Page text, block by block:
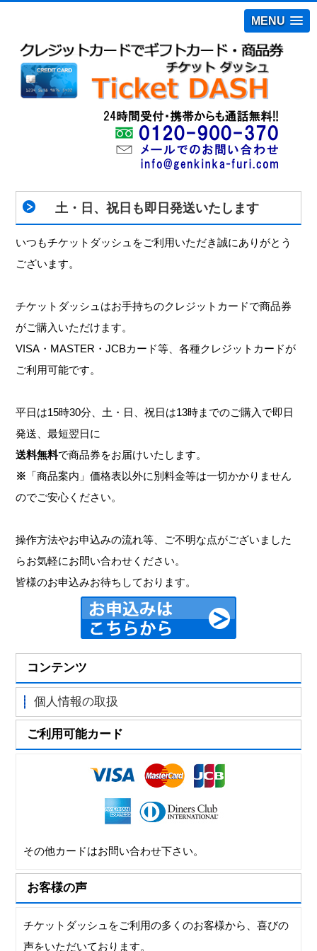
MENU
土・日、祝日も即日発送いたします
いつもチケットダッシュをご利用いただき誠にありがとう
ございます。
チケットダッシュはお手持ちのクレジットカードで商品券
がご購入いただけます。
VISA・MASTER・JCBカード等、各種クレジットカードが
ご利用可能です。
平日は15時30分、土・日、祝日は13時までのご購入で即日
発送、最短翌日に
送料無料で商品券をお届けいたします。
※ 「商品案内」価格表以外に別料金等は一切かかりません
のでご安心ください。
操作方法やお申込みの流れ等、ご不明な点がございました
らお気軽にお問い合わせください。
皆様のお申込みお待ちしております。
コンテンツ
個人情報の取扱
ご利用可能カード
その他カードはお問い合わせ下さい。
お客様の声
チケットダッシュをご利用の多くのお客様から、喜びの
声をいただいております。